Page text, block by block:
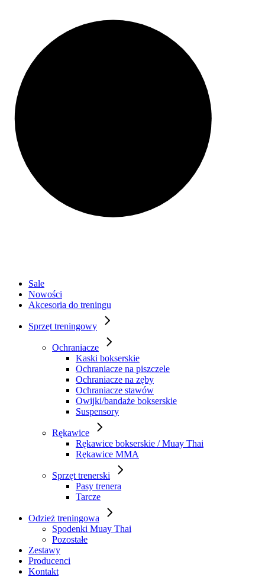
Sale
Nowości
Akcesoria do treningu
Sprzęt treningowy
Ochraniacze
Kaski bokserskie
Ochraniacze na piszczele
Ochraniacze na zęby
Ochraniacze stawów
Owijki/bandaże bokserskie
Suspensory
Rękawice
Rękawice bokserskie / Muay Thai
Rękawice MMA
Sprzęt trenerski
Pasy trenera
Tarcze
Odzież treningowa
Spodenki Muay Thai
Pozostałe
Zestawy
Producenci
Kontakt